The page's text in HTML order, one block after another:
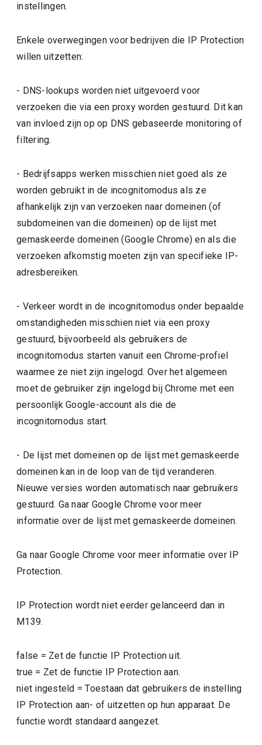
instellingen.
Enkele overwegingen voor bedrijven die IP Protection
willen uitzetten:
- DNS-lookups worden niet uitgevoerd voor
verzoeken die via een proxy worden gestuurd. Dit kan
van invloed zijn op op DNS gebaseerde monitoring of
filtering.
- Bedrijfsapps werken misschien niet goed als ze
worden gebruikt in de incognitomodus als ze
afhankelijk zijn van verzoeken naar domeinen (of
subdomeinen van die domeinen) op de lijst met
gemaskeerde domeinen (Google Chrome) en als die
verzoeken afkomstig moeten zijn van specifieke IP-
adresbereiken.
- Verkeer wordt in de incognitomodus onder bepaalde
omstandigheden misschien niet via een proxy
gestuurd, bijvoorbeeld als gebruikers de
incognitomodus starten vanuit een Chrome-profiel
waarmee ze niet zijn ingelogd. Over het algemeen
moet de gebruiker zijn ingelogd bij Chrome met een
persoonlijk Google-account als die de
incognitomodus start.
- De lijst met domeinen op de lijst met gemaskeerde
domeinen kan in de loop van de tijd veranderen.
Nieuwe versies worden automatisch naar gebruikers
gestuurd. Ga naar Google Chrome voor meer
informatie over de lijst met gemaskeerde domeinen.
Ga naar Google Chrome voor meer informatie over IP
Protection.
IP Protection wordt niet eerder gelanceerd dan in
M139.
false = Zet de functie IP Protection uit.
true = Zet de functie IP Protection aan.
niet ingesteld =Toestaan dat gebruikers de instelling
IP Protection aan- of uitzetten op hun apparaat. De
functie wordt standaard aangezet.